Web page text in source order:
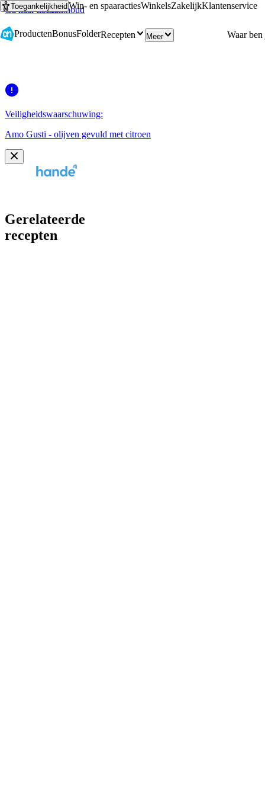
Ga naar hoofdinhoud
Ga naar zoeken
ToegankelijkheidWin- en spaaractiesWinkelsZakelijkKlantenservice
ProductenBonusFolderRecepten Meer
Veiligheidswaarschuwing:
Amo Gusti - olijven gevuld met citroen
Gerelateerde
recepten